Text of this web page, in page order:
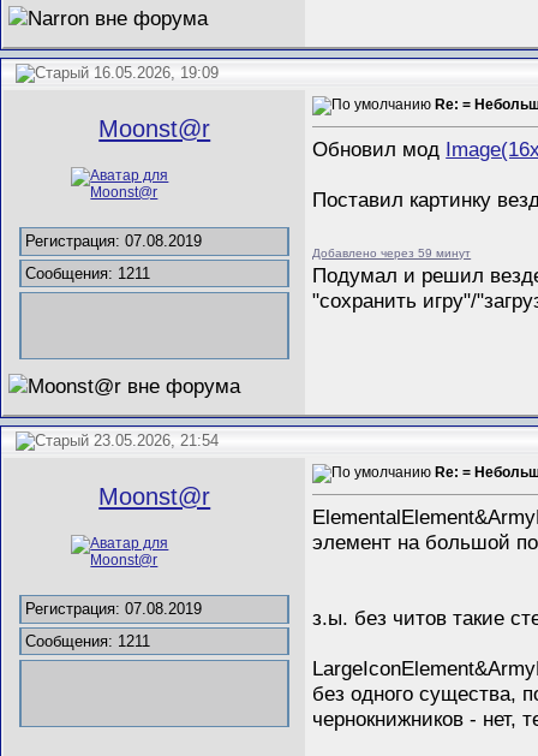
16.05.2026, 19:09
Mооnst@r
Регистрация: 07.08.2019
Сообщения: 1211
Re: =
Обновил мод
Поставил картинку
Добавлено через 59 минут
Подумал и решил везде
"сохранить игру"/
23.05.2026, 21:54
Mооnst@r
Регистрация: 07.08.2019
Сообщения: 1211
Re: =
элемент на большой
з.ы. без читов такие
без одного существа,
чернокнижников - нет,